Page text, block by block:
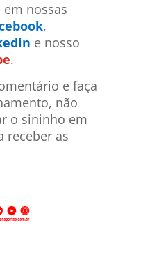
nossas
,
e nosso
.
e faça
não
o sininho em
receber as